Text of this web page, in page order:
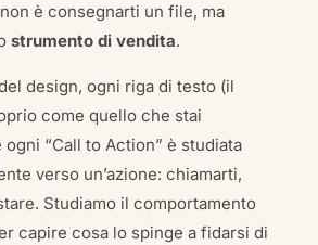
è consegnarti un file, ma
strumento di vendita.
design, ogni riga di testo (il
come quello che stai
ogni “Call to Action” è studiata
verso un’azione: chiamarti,
Studiamo il comportamento
capire cosa lo spinge a fidarsi di